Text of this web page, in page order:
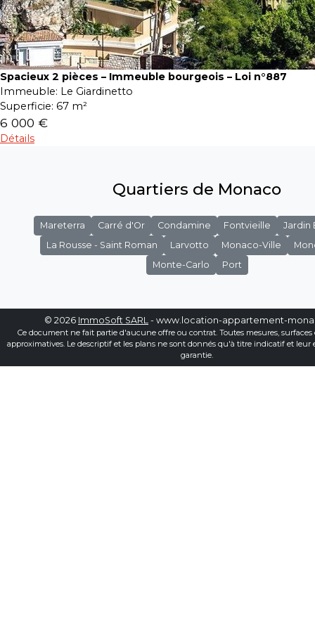
Spacieux 2 pièces – Immeuble bourgeois – Loi n°887
Immeuble: Le Giardinetto
Superficie: 67 m²
6 000 €
Détails
Quartiers de Monaco
Mareterra Carré d'Or Condamine Fontvieille
Jardin
La Rousse - Saint Roman
Larvotto Monaco-Ville
Monte-Carlo
Port
© 2026 ImmoSoft SARL - www.location-appartement-
Ce document ne fait partie d'aucune offre ou contrat. Toutes mesures, surfaces
approximatives. Le descriptif et les plans ne sont donnés qu'à titre indicatif et leur
garantie.